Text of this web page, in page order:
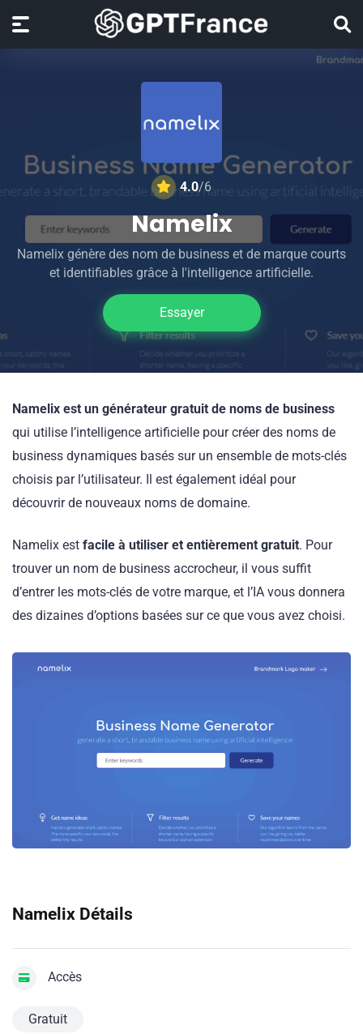
4.0/6
Namelix
Namelix génère des nom de business et de marque courts
et identifiables grâce à l'intelligence artificielle.
Essayer
Namelix est un générateur gratuit de noms de business
qui utilise l’intelligence artificielle pour créer des noms de
business dynamiques basés sur un ensemble de mots-clés
choisis par l’utilisateur. Il est également idéal pour
découvrir de nouveaux noms de domaine.
Namelix est facile à utiliser et entièrement gratuit. Pour
trouver un nom de business accrocheur, il vous suffit
d’entrer les mots-clés de votre marque, et l’IA vous donnera
des dizaines d’options basées sur ce que vous avez choisi.
Namelix Détails
Accès
Gratuit